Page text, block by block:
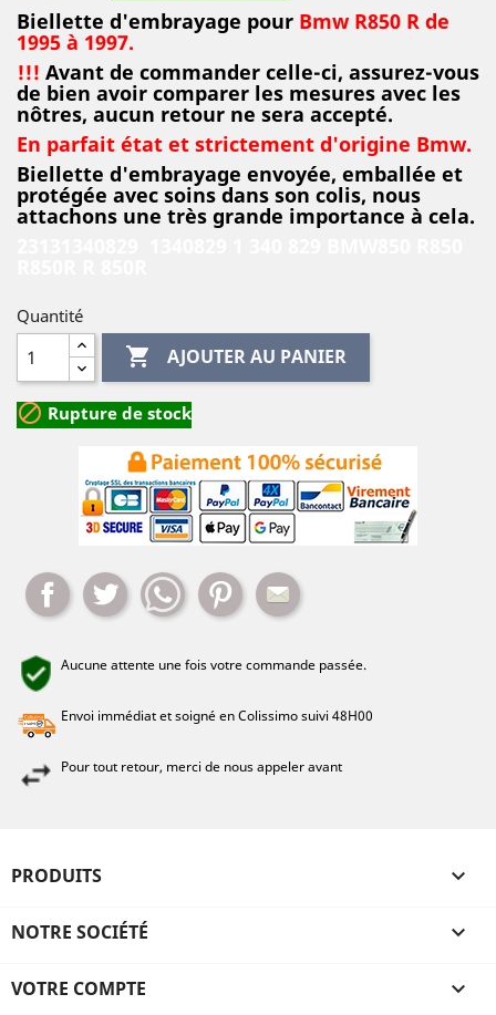
Biellette d'embrayage pour Bmw R850 R de
1995 à 1997.
!!! Avant de commander celle-ci, assurez-vous
de bien avoir comparer les mesures avec les
nôtres, aucun retour ne sera accepté.
En parfait état et strictement d'origine Bmw.
Biellette d'embrayage envoyée, emballée et
protégée avec soins dans son colis, nous
attachons une très grande importance à cela.
Quantité
 AJOUTER AU PANIER
 Rupture de stock
Partager Tweet WhatsappPinterest
Aucune attente une fois votre commande passée.
Envoi immédiat et soigné en Colissimo suivi 48H00
Pour tout retour, merci de nous appeler avant
PRODUITS 
NOTRE SOCIÉTÉ 
VOTRE COMPTE 